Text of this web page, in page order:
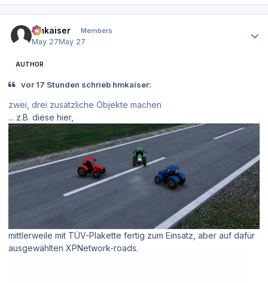
hmkaiser Members
May 27May 27
AUTHOR
vor 17 Stunden schrieb hmkaiser:
zwei, drei zusätzliche Objekte machen
... z.B. diese hier,
mittlerweile mit TÜV-Plakette fertig zum Einsatz, aber auf dafür
ausgewählten XPNetwork-roads.